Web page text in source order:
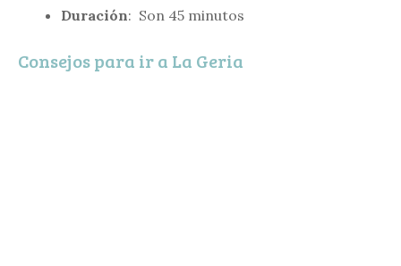
Duración: Son 45 minutos
Consejos para ir a La Geria